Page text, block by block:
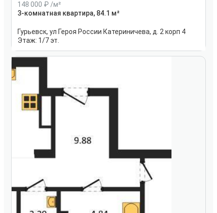
148 000
/м²
3-комнатная квартира, 84.1 м²
Гурьевск, ул Героя России Катериничева, д. 2 корп 4
Этаж: 1/7 эт.